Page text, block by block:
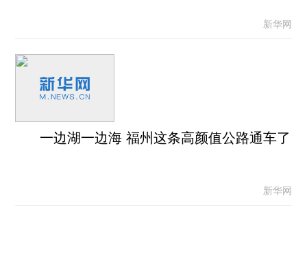
新华网
一边湖一边海 福州这条高颜值公路通车了
新华网